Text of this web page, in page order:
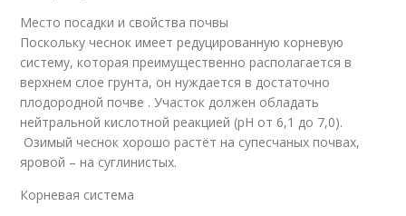
Место посадки и свойства почвы
Поскольку чеснок имеет редуцированную корневую
систему, которая преимущественно располагается в
верхнем слое грунта, он нуждается в достаточно
плодородной почве . Участок должен обладать
нейтральной кислотной реакцией (рН от 6,1 до 7,0).
Озимый чеснок хорошо растёт на супесчаных почвах,
яровой – на суглинистых.
Корневая система